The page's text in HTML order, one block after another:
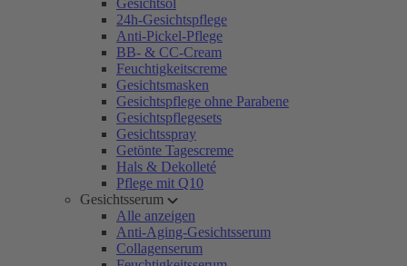
Gesichtsöl
24h-Gesichtspflege
Anti-Pickel-Pflege
BB- & CC-Cream
Feuchtigkeitscreme
Gesichtsmasken
Gesichtspflege ohne Parabene
Gesichtspflegesets
Gesichtsspray
Getönte Tagescreme
Hals & Dekolleté
Pflege mit Q10
Gesichtsserum
Alle anzeigen
Anti-Aging-Gesichtsserum
Collagenserum